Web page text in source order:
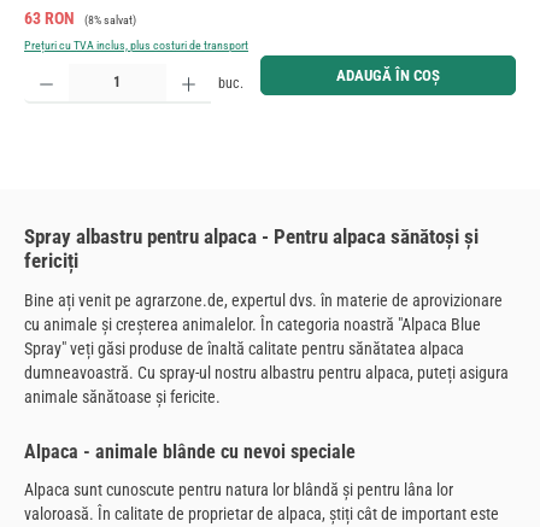
Preț de vânzare:
63 RON Preț obișnuit:
(8% salvat)
Prețuri cu TVA inclus, plus costuri de transport
Cantitate produs: Introduceți cantitatea dorită sau utilizați butoanele pentru a mări sau micșora
buc. ADAUGĂ ÎN COȘ
Spray albastru pentru alpaca - Pentru alpaca sănătoși și
fericiți
Bine ați venit pe agrarzone.de, expertul dvs. în materie de aprovizionare
cu animale și creșterea animalelor. În categoria noastră "Alpaca Blue
Spray" veți găsi produse de înaltă calitate pentru sănătatea alpaca
dumneavoastră. Cu spray-ul nostru albastru pentru alpaca, puteți asigura
animale sănătoase și fericite.
Alpaca - animale blânde cu nevoi speciale
Alpaca sunt cunoscute pentru natura lor blândă și pentru lâna lor
valoroasă. În calitate de proprietar de alpaca, știți cât de important este